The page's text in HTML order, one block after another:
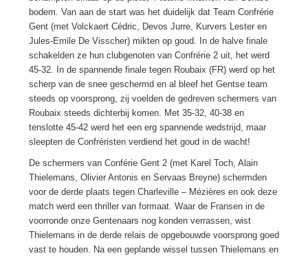
bodem. Van aan de start was het duidelijk dat Team Confrérie
Gent (met Volckaert Cédric, Devos Jurre, Kurvers Lester en
Jules-Emile De Visscher) mikten op goud. In de halve finale
schakelden ze hun clubgenoten van Confrérie 2 uit, het werd
45-32. In de spannende finale tegen Roubaix (FR) werd op het
scherp van de snee geschermd en al bleef het Gentse team
steeds op voorsprong, zij voelden de gedreven schermers van
Roubaix steeds dichterbij komen. Met 35-32, 40-38 en
tenslotte 45-42 werd het een erg spannende wedstrijd, maar
sleepten de Confréristen verdiend het goud in de wacht!
De schermers van Conférie Gent 2 (met Karel Toch, Alain
Thielemans, Olivier Antonis en Servaas Breyne) schermden
voor de derde plaats tegen Charleville – Mézières en ook deze
match werd een thriller van formaat. Waar de Fransen in de
voorronde onze Gentenaars nog konden verrassen, wist
Thielemans in de derde relais de opgebouwde voorsprong goed
vast te houden. Na een geplande wissel tussen Thielemans en